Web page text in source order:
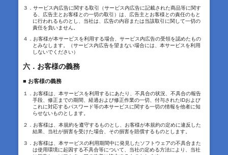
３．サービス内広告に関する取引（サービス内広告に記載された商品等に関す
る、広告主とお客様との一切の取引）は、広告主とお客様との責任のもと
に行われるものとし、当社は、広告の内容または当該取引に関して一切の
責任を負いません。
４．お客様が本サービスを利用する場合、サービス内広告の受領を認めたもの
とみなします。（サービス内広告を望まない場合には、本サービスを利用
しないでください）
六．お客様の義務
■ お客様の義務
１．お客様は、本サービスを利用するにあたり、不具合の状況、不具合の報告
手段、修正までの期間、経過および修正作業の一切、付与されたIDおよび
これに対応するパスワード等の本サービスに関する一切の情報を他者に知
らせないものとします。
２．お客様は、本規約を遵守するものとし、お客様が本規約の定めに違反した
結果、当社が損害を受けた場合、その損害を賠償するものとします。
３．お客様は、本サービスの利用期間中に発見したソフトウェアの不具合また
は使用環境に起因する不具合等について、当社の定める方法により、当社